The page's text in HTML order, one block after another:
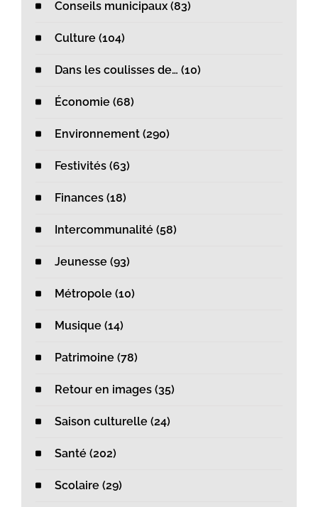
Conseils municipaux (83)
Culture (104)
Dans les coulisses de… (10)
Économie (68)
Environnement (290)
Festivités (63)
Finances (18)
Intercommunalité (58)
Jeunesse (93)
Métropole (10)
Musique (14)
Patrimoine (78)
Retour en images (35)
Saison culturelle (24)
Santé (202)
Scolaire (29)